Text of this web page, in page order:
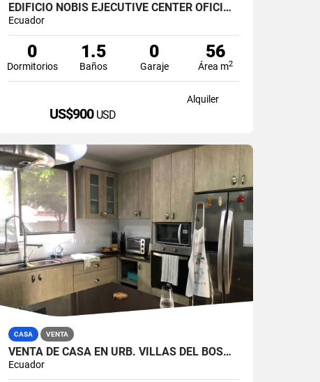
EDIFICIO NOBIS EJECUTIVE CENTER OFICINA 60M2 EN ALQUILER AMOBLADA
Ecuador
0
Dormitorios
1.5
Baños
0
Garaje
56
Área m2
Alquiler
US$900 USD
CASA VENTA
VENTA DE CASA EN URB. VILLAS DEL BOSQUE, VÍA A LA COSTA
Ecuador